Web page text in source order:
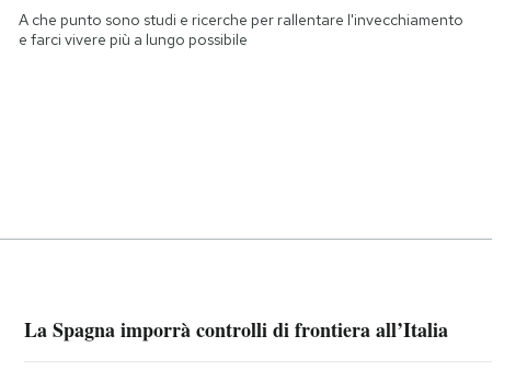
A che punto sono studi e ricerche per rallentare l'invecchiamento
e farci vivere più a lungo possibile
La Spagna imporrà controlli di frontiera all’Italia